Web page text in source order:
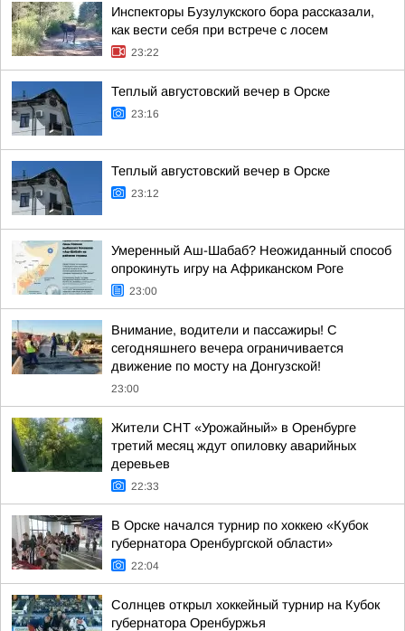
Инспекторы Бузулукского бора рассказали,
как вести себя при встрече с лосем
23:22
Теплый августовский вечер в Орске
23:16
Теплый августовский вечер в Орске
23:12
Умеренный Аш-Шабаб? Неожиданный способ
опрокинуть игру на Африканском Роге
23:00
Внимание, водители и пассажиры! С
сегодняшнего вечера ограничивается
движение по мосту на Донгузской!
23:00
Жители СНТ «Урожайный» в Оренбурге
третий месяц ждут опиловку аварийных
деревьев
22:33
В Орске начался турнир по хоккею «Кубок
губернатора Оренбургской области»
22:04
Солнцев открыл хоккейный турнир на Кубок
губернатора Оренбуржья